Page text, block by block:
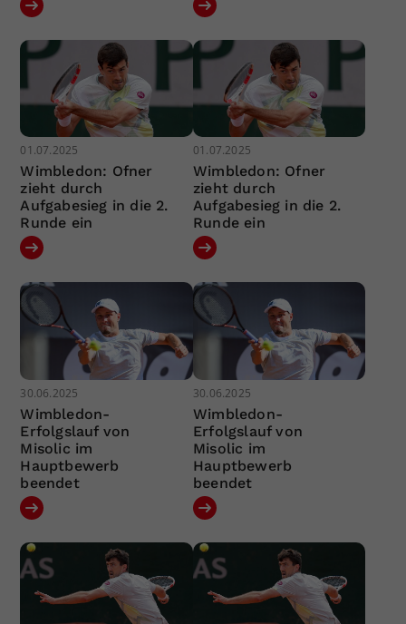
01.07.2025
Wimbledon: Ofner
zieht durch
Aufgabesieg in die 2.
Runde ein
01.07.2025
Wimbledon: Ofner
zieht durch
Aufgabesieg in die 2.
Runde ein
30.06.2025
Wimbledon-
Erfolgslauf von
Misolic im
Hauptbewerb
beendet
30.06.2025
Wimbledon-
Erfolgslauf von
Misolic im
Hauptbewerb
beendet